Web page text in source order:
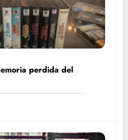
perdida del